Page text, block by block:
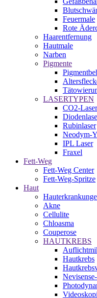
Feuermale
Rote
Haarentfernung
Hautmale
Narben
Pigmente
LASERTYPEN
CO2-Laser
Rubinlaser
Neodym-
IPL Laser
Fraxel
Fett-Weg
Fett-Weg Center
Fett-Weg-Spritze
Haut
Akne
Cellulite
Chloasma
Couperose
HAUTKREBS
Hautkrebs